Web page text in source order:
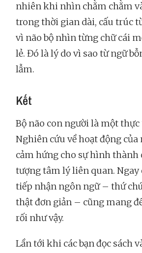
nhiên khi nhìn chằm chằm
trong thời gian dài, cấu trúc
vì não bộ nhìn từng chữ cái
lẻ. Đó là lý do vì sao từ ngữ
lẫm.
Kết
Bộ não con người là một thực
Nghiên cứu về hoạt động của
cảm hứng cho sự hình thành
tượng tâm lý liên quan. Ngay
tiếp nhận ngôn ngữ – thứ
thật đơn giản – cũng mang
rối như vậy.
Lần tới khi các bạn đọc sách